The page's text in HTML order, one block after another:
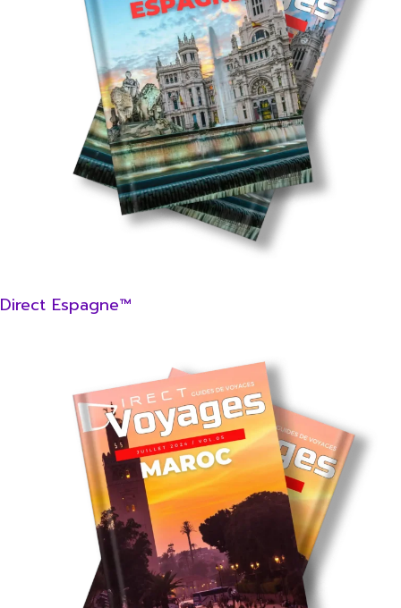
Direct Espagne™